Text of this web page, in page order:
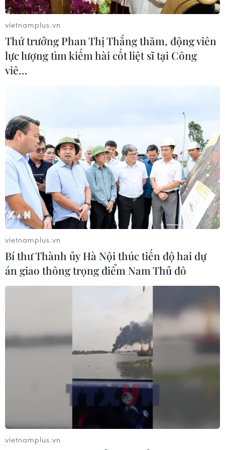
Pháp ghi nhận tháng 7 nóng nhất
trong lịch sử
04/08/2026 15:17
Tây Ban Nha phát trực tiếp nhật thực
Tàu chở hàng của Thổ Nhĩ Kỳ bị tấn
công trên Biển Đen
04/08/2026 05:54
Vì sao Google khiến Mỹ và
EU đối đầu về chủ quyền số?
04/08/2026 04:13
CƠ QUAN CHỦ QUẢN: THÔNG TẤN XÃ VIỆT NAM
Tổng Biên tập: TRẦN TIẾN DUẨN
Phó Tổng Biên tập: NGUYỄN THỊ TÁM, KHÚC THANH
Sở hữu trí tuệ
Quy định sử dụng
vietnamplus.vn
Thứ trưởng Phan Thị Thắng thăm, động viên
lực lượng tìm kiếm hài cốt liệt sĩ tại Công
viê…
vietnamplus.vn
Bí thư Thành ủy Hà Nội thúc tiến độ hai dự
án giao thông trọng điểm Nam Thủ đô
vietnamplus.vn